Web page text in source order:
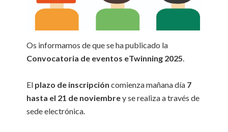
Os informamos de que se ha publicado la
Convocatoria de eventos eTwinning 2025.
El plazo de inscripción comienza mañana día 7
hasta el 21 de noviembrey se realiza a través de
sede electrónica.